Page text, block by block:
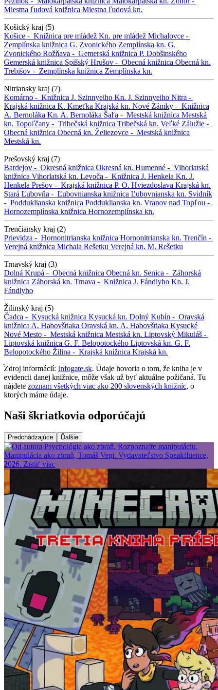
Miestna ľudová knižnica Miestna ľudová kn.
Košický kraj (5)
Košice - Knižnica pre mládež Kn. pre mládež Michalovce -
Zemplínska knižnica G. Zvonického Zemplínska kn. G.
Zvonického Rožňava - Gemerská knižnica P. Dobšinského
Gemerská knižnica Spišský Hrušov - Obecná knižnica Obecná kn.
Trebišov - Zemplínska knižnica Zemplínska kn.
Nitriansky kraj (7)
Komárno - Knižnica J. Szinnyeiho Kn. J. Szinnyeiho Nitra -
Krajská knižnica K. Kmeťka Krajská kn. Nové Zámky - Knižnica
A. Bernoláka Kn. A. Bernoláka Šaľa - Mestská knižnica Mestská
kn. Topoľčany - Tribečská knižnica Tribečská kn. Veľké Zálužie -
Obecná knižnica Obecná kn. Želiezovce - Mestská knižnica
Mestská kn.
Prešovský kraj (7)
Bardejov - Okresná knižnica Okresná kn. Humenné - Vihorlatská
knižnica Vihorlatská kn. Levoča - Knižnica J. Henkela Kn. J.
Henkela Prešov - Krajská knižnica P. O. Hviezdoslava Krajská kn.
Stará Ľubovňa - Ľubovnianska knižnica Ľubovnianska kn. Svidník
- Podduklianska knižnica Podduklianska kn. Vranov nad Topľou -
Hornozemplínska knižnica Hornozemplínska kn.
Trenčiansky kraj (2)
Prievidza - Hornonitrianska knižnica Hornonitrianska kn. Trenčín -
Verejná knižnica Michala Rešetku Verejná kn. M. Rešetku
Trnavský kraj (3)
Dolná Krupá - Obecná knižnica Obecná kn. Senica - Záhorská
knižnica Záhorská kn. Trnava - Knižnica J. Fándlyho Kn. J.
Fándlyho
Žilinský kraj (5)
Čadca - Kysucká knižnica Kysucká kn. Dolný Kubín - Oravská
knižnica A. Habovštiaka Oravská kn. A. Habovštiaka Kysucké
Nové Mesto - Mestská knižnica Mestská kn. Liptovský Mikuláš -
Liptovská knižnica G. F. Belopotockého Liptovská kn. G. F.
Belopotockého Žilina - Krajská knižnica Krajská kn.
Zdroj informácií: Infogate.sk. Údaje hovoria o tom, že kniha je v
evidencii danej knižnice, môže však už byť aktuálne požičaná. Tu
nájdete zoznam všetkých viac ako 200 slovenských knižníc, o
ktorých máme údaje.
Naši škriatkovia odporúčajú
Predchádzajúce Ďalšie